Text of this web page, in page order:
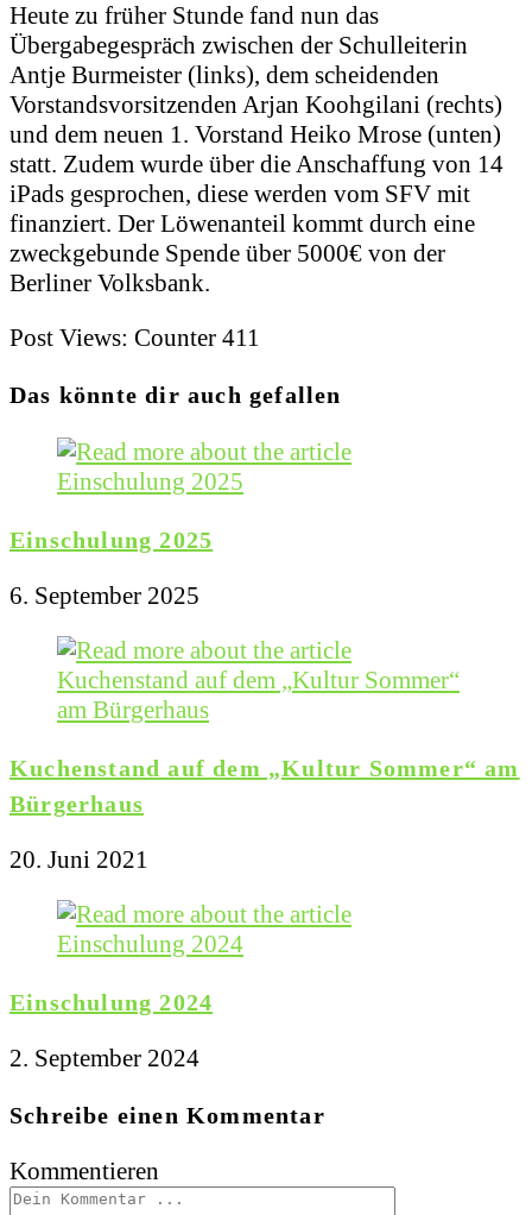
Heute zu früher Stunde fand nun das
Übergabegespräch zwischen der Schulleiterin
Antje Burmeister (links), dem scheidenden
Vorstandsvorsitzenden Arjan Koohgilani (rechts)
und dem neuen 1. Vorstand Heiko Mrose (unten)
statt. Zudem wurde über die Anschaffung von 14
iPads gesprochen, diese werden vom SFV mit
finanziert. Der Löwenanteil kommt durch eine
zweckgebunde Spende über 5000€ von der
Berliner Volksbank.
Post Views: Counter 411
Das könnte dir auch gefallen
Einschulung 2025
6. September 2025
Kuchenstand auf dem „Kultur Sommer“ am
Bürgerhaus
20. Juni 2021
Einschulung 2024
2. September 2024
Schreibe einen Kommentar
Kommentieren